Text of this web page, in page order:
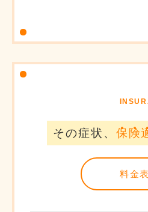
その症状、 保 険
料金表